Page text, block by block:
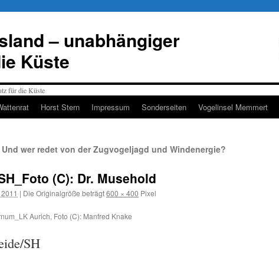
– unabhängiger
Küste
Horst Stern Impressum Sonderseiten Vogelinsel Memmert
wer redet von der Zugvogeljagd und Windenergie?
(C): Dr. Musehold
| Die Originalgröße beträgt600 × 400 Pixel
Aurich, Foto (C): Manfred Knake
SH